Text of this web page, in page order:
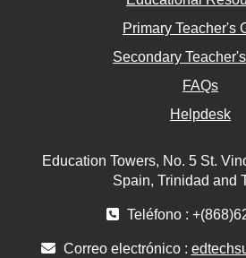
Primary Teacher's
Secondary
FAQs
Helpdesk
Education Towers, No. 5 St.
Spain, Trinidad and
Teléfono :
Correo electrónico :